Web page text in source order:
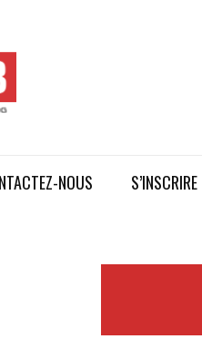
NOUS S’INSCRIRE